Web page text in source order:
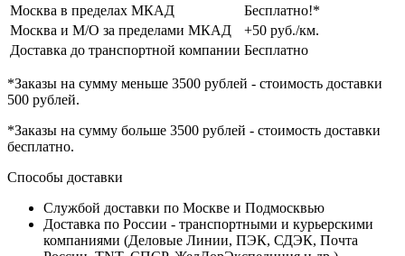
Москва в пределах МКАД
Бесплатно!*
Москва и М/О за пределами МКАД
+50 руб./км.
Доставка до транспортной компании Бесплатно
*Заказы на сумму меньше 3500 рублей - стоимость доставки
500 рублей.
*Заказы на сумму больше 3500 рублей - стоимость доставки
бесплатно.
Способы доставки
Службой доставки по Москве и Подмосквью
Доставка по России - транспортными и курьерскими
компаниями (Деловые Линии, ПЭК, СДЭК, Почта